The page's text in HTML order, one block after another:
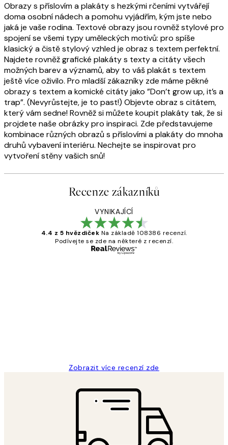
Obrazy s příslovím a plakáty s hezkými rčeními vytvářejí
doma osobní nádech a pomohu vyjádřím, kým jste nebo
jaká je vaše rodina. Textové obrazy jsou rovněž stylové pro
spojení se všemi typy uměleckých motivů: pro spíše
klasický a čistě stylový vzhled je obraz s textem perfektní.
Najdete rovněž grafické plakáty s texty a citáty všech
možných barev a významů, aby to váš plakát s textem
ještě více oživilo. Pro mladší zákazníky zde máme pěkné
obrazy s textem a komické citáty jako ”Don’t grow up, it’s a
trap”. (Nevyrůstejte, je to past!) Objevte obraz s citátem,
který vám sedne! Rovněž si můžete koupit plakáty tak, že si
projdete naše obrázky pro inspiraci. Zde představujeme
kombinace různých obrazů s příslovími a plakáty do mnoha
druhů vybavení interiéru. Nechejte se inspirovat pro
vytvoření stěny vašich snů!
Recenze zákazníků
VYNIKAJÍCÍ
4.4 z 5 hvězdiček Na základě 108386 recenzí.
Podívejte se zde na některé z recenzí.
Zobrazit více recenzí zde